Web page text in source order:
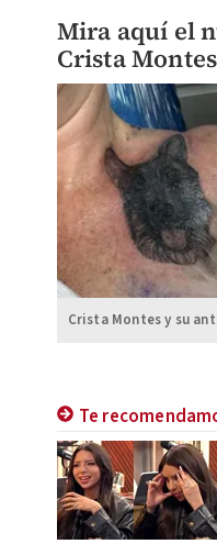
Mira aquí el
Crista Montes
Crista Montes y su
Te